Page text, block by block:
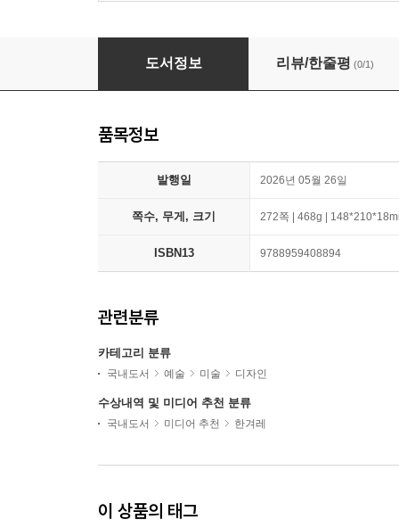
마네에서 바스키아까지 예술가의 옷
도서정보 리뷰/한줄평 (0/1)
품목정보
발행일 2026년 05월 26일
쪽수, 무게, 크기 272쪽 | 468g |
ISBN13 9788959408894
관련분류
카테고리 분류
국내도서 예술 미술 디자인
수상내역 및 미디어 추천 분류
국내도서 미디어 추천 한겨레
이 상품의 태그